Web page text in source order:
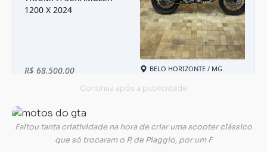
Faltou tanta criatividade na hora de criar uma scooter clássico
que só trocaram o P, de Piaggio, por um F